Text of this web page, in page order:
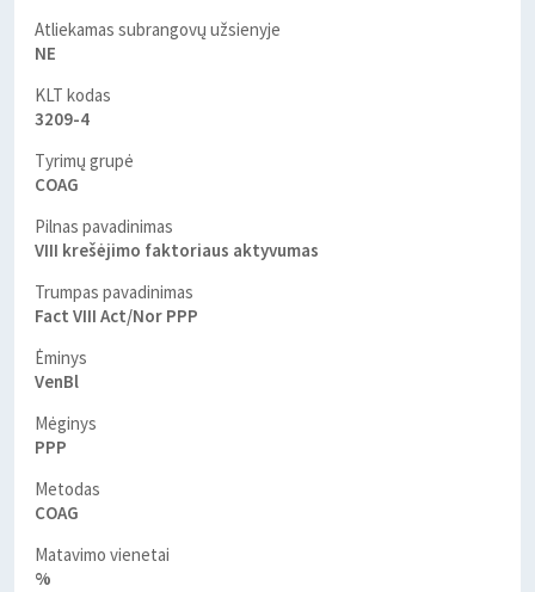
Atliekamas subrangovų užsienyje
NE
KLT kodas
3209-4
Tyrimų grupė
COAG
Pilnas pavadinimas
VIII krešėjimo faktoriaus aktyvumas
Trumpas pavadinimas
Fact VIII Act/Nor PPP
Ėminys
VenBl
Mėginys
PPP
Metodas
COAG
Matavimo vienetai
%